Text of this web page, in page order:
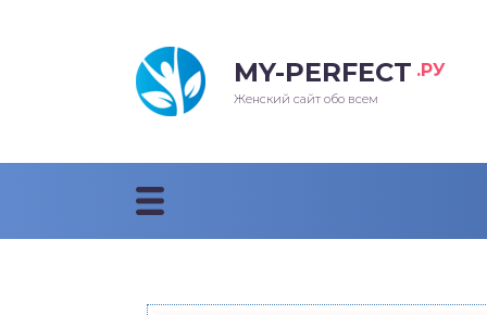
MY-PERFECT .РУ
Женский сайт обо всем
прически 2018
стрижки 2018